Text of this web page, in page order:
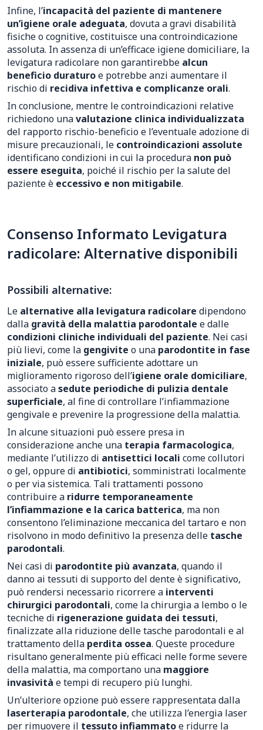
Infine, l’incapacità del paziente di mantenere
un’igiene orale adeguata, dovuta a gravi disabilità
fisiche o cognitive, costituisce una controindicazione
assoluta. In assenza di un’efficace igiene domiciliare, la
levigatura radicolare non garantirebbe alcun
beneficio duraturoe potrebbe anzi aumentare il
rischio di recidiva infettiva e complicanze orali.
In conclusione, mentre le controindicazioni relative
richiedono unavalutazione clinica individualizzata
del rapporto rischio-beneficio e l’eventuale adozione di
misure precauzionali, le controindicazioni assolute
identificano condizioni in cui la procedura non può
essere eseguita, poiché il rischio per la salute del
paziente è eccessivo e non mitigabile.
Consenso Informato Levigatura
radicolare: Alternative disponibili
Possibili alternative:
Le alternative alla levigatura radicolare dipendono
dalla gravità della malattia parodontale e dalle
condizioni cliniche individuali del paziente. Nei casi
più lievi, come la gengivite o una parodontite in fase
iniziale, può essere sufficiente adottare un
miglioramento rigoroso dell’igiene orale domiciliare,
associato asedute periodiche di pulizia dentale
superficiale, al fine di controllare l’infiammazione
gengivale e prevenire la progressione della malattia.
In alcune situazioni può essere presa in
considerazione anche una terapia farmacologica,
mediante l’utilizzo di antisettici locali come collutori
o gel, oppure di antibiotici, somministrati localmente
o per via sistemica. Tali trattamenti possono
contribuire a ridurre temporaneamente
l’infiammazione e la carica batterica, ma non
consentono l’eliminazione meccanica del tartaro e non
risolvono in modo definitivo la presenza delle tasche
parodontali.
Nei casi di parodontite più avanzata, quando il
danno ai tessuti di supporto del dente è significativo,
può rendersi necessario ricorrere a interventi
chirurgici parodontali, come la chirurgia a lembo o le
tecniche di rigenerazione guidata dei tessuti,
finalizzate alla riduzione delle tasche parodontali e al
trattamento della perdita ossea. Queste procedure
risultano generalmente più efficaci nelle forme severe
della malattia, ma comportano una maggiore
invasività e tempi di recupero più lunghi.
Un’ulteriore opzione può essere rappresentata dalla
laserterapia parodontale, che utilizza l’energia laser
per rimuovere il tessuto infiammatoe ridurre la